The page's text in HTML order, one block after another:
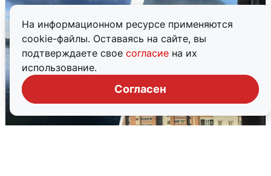
На информационном ресурсе применяются
cookie-файлы. Оставаясь на сайте, вы
подтверждаете свое согласие на их
использование.
Согласен